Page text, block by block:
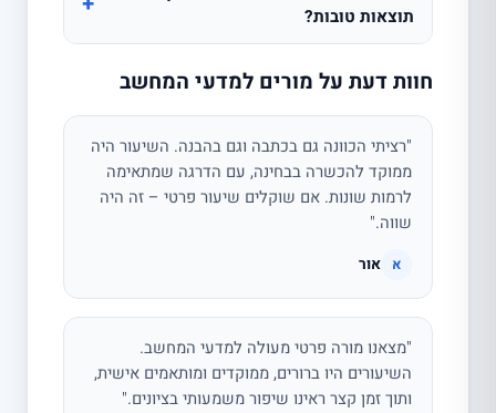
תוצאות טובות?
חוות דעת על מורים למדעי המחשב
"רציתי הכוונה גם בכתבה וגם בהבנה. השיעור היה
ממוקד להכשרה בבחינה, עם הדרגה שמתאימה
לרמות שונות. אם שוקלים שיעור פרטי – זה היה
שווה."
א אור
"מצאנו מורה פרטי מעולה למדעי המחשב.
השיעורים היו ברורים, ממוקדים ומותאמים אישית,
ותוך זמן קצר ראינו שיפור משמעותי בציונים."